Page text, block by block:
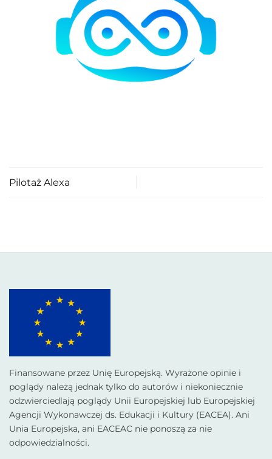
Pilotaż Alexa
Finansowane przez Unię Europejską. Wyrażone opinie i
poglądy należą jednak tylko do autorów i niekoniecznie
odzwierciedlają poglądy Unii Europejskiej lub Europejskiej
Agencji Wykonawczej ds. Edukacji i Kultury (EACEA). Ani
Unia Europejska, ani EACEAC nie ponoszą za nie
odpowiedzialności.